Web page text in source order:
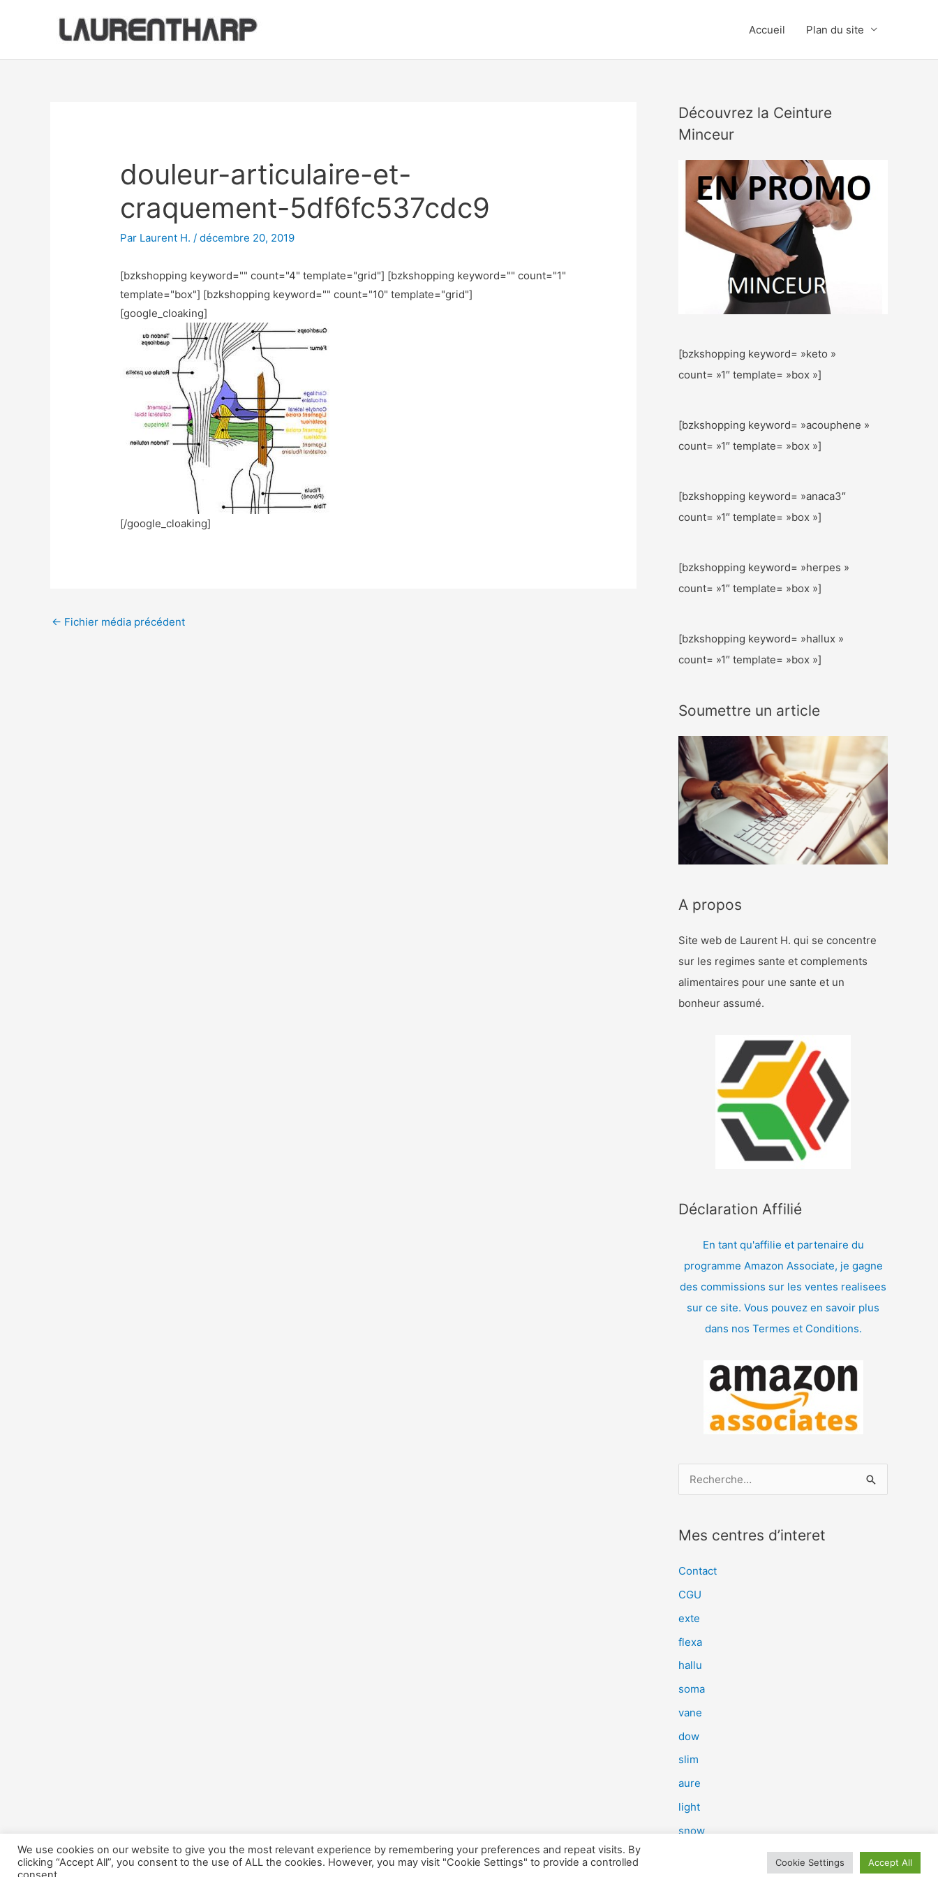
Accueil Plan du site
douleur-articulaire-et-
craquement-5df6fc537cdc9
Par Laurent H./décembre 20, 2019
[bzkshopping keyword="" count="4" template="grid"] [bzkshopping keyword="" count="1"
template="box"] [bzkshopping keyword="" count="10" template="grid"]
[google_cloaking]
[/google_cloaking]
← Fichier média précédent
Découvrez la Ceinture
Minceur
[bzkshopping keyword= »keto »
count= »1″ template= »box »]
[bzkshopping keyword= »acouphene »
count= »1″ template= »box »]
[bzkshopping keyword= »anaca3″
count= »1″ template= »box »]
[bzkshopping keyword= »herpes »
count= »1″ template= »box »]
[bzkshopping keyword= »hallux »
count= »1″ template= »box »]
Soumettre un article
A propos
Site web de Laurent H. qui se concentre
sur les regimes sante et complements
alimentaires pour une sante et un
bonheur assumé.
Déclaration Affilié
En tant qu'affilie et partenaire du
programme Amazon Associate, je gagne
des commissions sur les ventes realisees
sur ce site. Vous pouvez en savoir plus
dans nos Termes et Conditions.
e
e
r
:
Mes centres d’interet
Contact
CGU
exte
flexa
hallu
soma
vane
dow
slim
aure
light
snow
We use cookies on our website to give you the most relevant experience by remembering your preferences and repeat visits. By
clicking “Accept All”, you consent to the use of ALL the cookies. However, you may visit "Cookie Settings" to provide a controlled
Cookie Settings Accept All